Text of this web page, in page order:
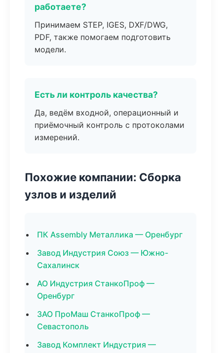
работаете?
Принимаем STEP, IGES, DXF/DWG,
PDF, также помогаем подготовить
модели.
Есть ли контроль качества?
Да, ведём входной, операционный и
приёмочный контроль с протоколами
измерений.
Похожие компании: Сборка
узлов и изделий
ПК Assembly Металлика — Оренбург
Завод Индустрия Союз — Южно-
Сахалинск
АО Индустрия СтанкоПроф —
Оренбург
ЗАО ПроМаш СтанкоПроф —
Севастополь
Завод Комплект Индустрия —